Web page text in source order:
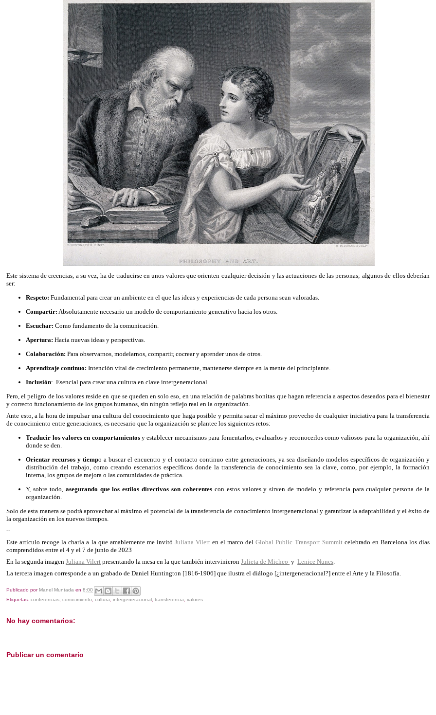
Este sistema de creencias, a su vez, ha de traducirse en unos valores que orienten cualquier decisión y las actuaciones de las personas; algunos de ellos deberían
ser:
Respeto: Fundamental para crear un ambiente en el que las ideas y experiencias de cada persona sean valoradas.
Compartir: Absolutamente necesario un modelo de comportamiento generativo hacia los otros.
Escuchar: Como fundamento de la comunicación.
Apertura: Hacia nuevas ideas y perspectivas.
Colaboración: Para observarnos, modelarnos, compartir, cocrear y aprender unos de otros.
Aprendizaje continuo:Intención vital de crecimiento permanente, mantenerse siempre en la mente del principiante.
Inclusión: Esencial para crear una cultura en clave intergeneracional.
Pero, el peligro de los valores reside en que se queden en solo eso, en una relación de palabras bonitas que hagan referencia a aspectos deseados para el bienestar
y correcto funcionamiento de los grupos humanos, sin ningún reflejo real en la organización.
Ante esto, a la hora de impulsar una cultura del conocimiento que haga posible y permita sacar el máximo provecho de cualquier iniciativa para la transferencia
de conocimiento entre generaciones, es necesario que la organización se plantee los siguientes retos:
Traducir los valores en comportamientosy establecer mecanismos para fomentarlos, evaluarlos y reconocerlos como valiosos para la organización, ahí
donde se den.
Orientar recursos y tiempo a buscar el encuentro y el contacto continuo entre generaciones, ya sea diseñando modelos específicos de organización y
distribución del trabajo, como creando escenarios específicos donde la transferencia de conocimiento sea la clave, como, por ejemplo, la formación
interna, los grupos de mejora o las comunidades de práctica.
Y, sobre todo,asegurando que los estilos directivos son coherentescon estos valores y sirven de modelo y referencia para cualquier persona de la
organización.
Solo de esta manera se podrá aprovechar al máximo el potencial de la transferencia de conocimiento intergeneracional y garantizar la adaptabilidad y el éxito de
la organización en los nuevos tiempos.
--
Este artículo recoge la charla a la que amablemente me invitó Juliana Vilert en el marco delGlobal Public Transport Summitcelebrado en Barcelona los días
comprendidos entre el 4 y el 7 de junio de 2023
En la segunda imagenJuliana Vilert presentando la mesa en la que también intervinieronJulieta de Micheo y Lenice Nunes.
La tercera imagen corresponde a un grabado de Daniel Huntington [1816-1906] que ilustra el diálogo [¿intergeneracional?] entre el Arte y la Filosofía.
Publicado por Manel Muntada en8:00
Etiquetas:conferencias ,conocimiento ,cultura ,intergeneracional ,transferencia ,valores
No hay comentarios:
Publicar un comentario